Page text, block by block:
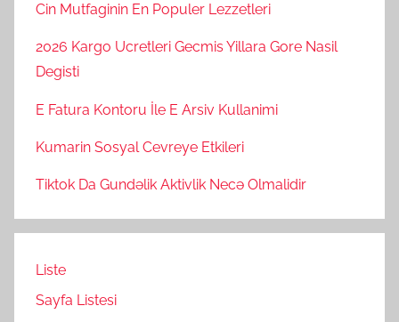
Cin Mutfaginin En Populer Lezzetleri
2026 Kargo Ucretleri Gecmis Yillara Gore Nasil
Degisti
E Fatura Kontoru İle E Arsiv Kullanimi
Kumarin Sosyal Cevreye Etkileri
Tiktok Da Gundəlik Aktivlik Necə Olmalidir
Liste
Sayfa Listesi